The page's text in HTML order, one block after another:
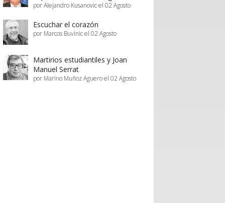
por Alejandro Kusanovic el 02 Agosto
Escuchar el corazón
por Marcos Buvinic el 02 Agosto
Martirios estudiantiles y Joan
Manuel Serrat
por Marino Muñoz Aguero el 02 Agosto